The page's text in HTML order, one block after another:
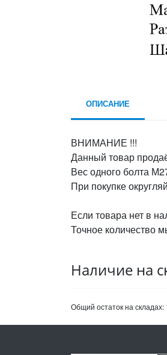
ОПИСАНИЕ
ВНИМАНИЕ !!!
Данный товар
Вес одного болта
При покупке
Если товара нет в
Точное количество
Наличие на
Общий остаток на складах: